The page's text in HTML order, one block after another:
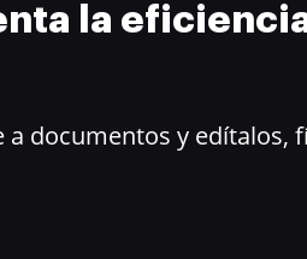
la
a documentos y edítalos,